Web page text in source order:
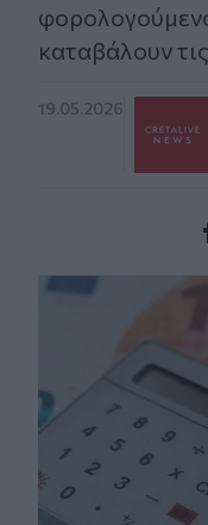
καταβάλουν
19.05.2026